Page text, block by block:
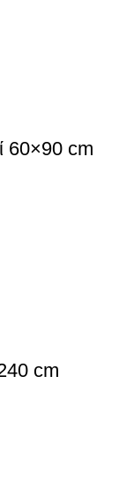
60×90 cm
cm